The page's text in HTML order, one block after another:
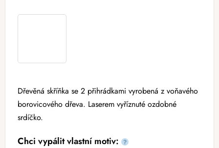
Dřevěná skříňka se 2 přihrádkami vyrobená z voňavého
borovicového dřeva. Laserem vyříznuté ozdobné
srdíčko.
Chci vypálit vlastní motiv: ?